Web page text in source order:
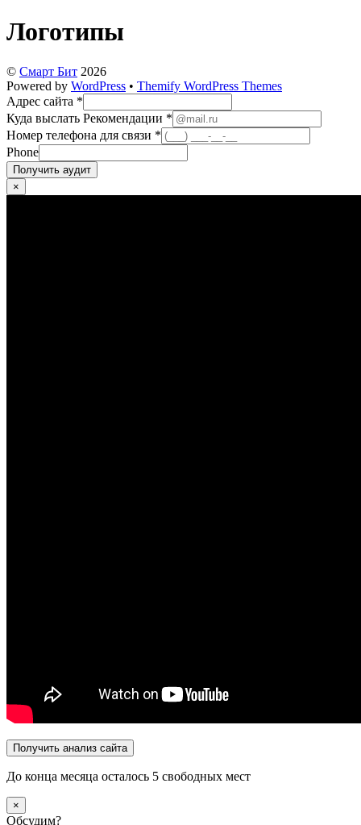
Логотипы
© Смарт Бит 2026
Powered by WordPress • Themify WordPress Themes
Адрес сайта *
Куда выслать Рекомендации *
Номер телефона для связи *
Phone
Получить аудит
×
Получить анализ сайта
До конца месяца осталось 5 свободных мест
×
Обсудим?